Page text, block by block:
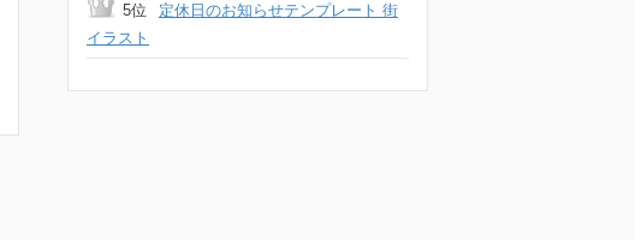
5位
定休日のお知らせテンプレート 街
イラスト